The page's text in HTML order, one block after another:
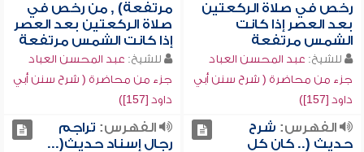
رخص في صلاة الركعتين
بعد العصر إذا كانت
الشمس مرتفعة
للشيخ: عبد المحسن العباد
جزء من محاضرة ( شرح سنن أبي
داود [157])
مرتفعة) , من رخص في
صلاة الركعتين بعد العصر
إذا كانت الشمس مرتفعة
للشيخ: عبد المحسن العباد
جزء من محاضرة ( شرح سنن أبي
داود [157])
الفهرس: شرح
حديث (.. كان كل
الفهرس: تراجم
رجال إسناد حديث(...